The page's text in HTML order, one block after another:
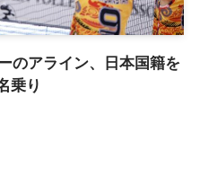
のアライン、日本国籍を
乗り